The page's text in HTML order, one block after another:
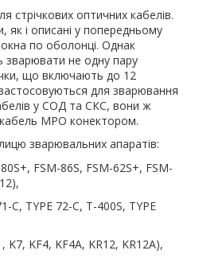
стрічкових оптичних кабелів.
як і описані у попередньому
по оболонці. Однак
не одну пару
що включають до 12
для зварювання
у СОД та СКС, вони ж
MPO конектором.
зварювальних апаратів:
FSM-86S, FSM-62S+, FSM-
C, TYPE 72-C, T-400S, TYPE
K7, KF4, KF4A, KR12, KR12A),